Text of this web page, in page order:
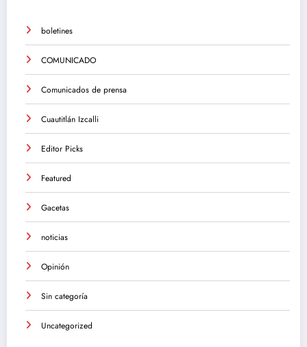
boletines
COMUNICADO
Comunicados de prensa
Cuautitlán Izcalli
Editor Picks
Featured
Gacetas
noticias
Opinión
Sin categoría
Uncategorized